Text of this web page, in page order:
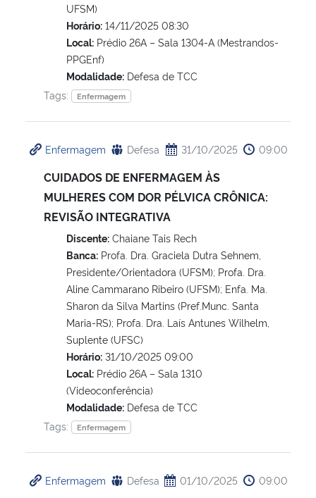
UFSM)
Horário: 14/11/2025 08:30
Local: Prédio 26A – Sala 1304-A (Mestrandos-
PPGEnf)
Modalidade: Defesa de TCC
Tags:
Enfermagem
Enfermagem Defesa 31/10/2025 09:00
CUIDADOS DE ENFERMAGEM ÀS
MULHERES COM DOR PÉLVICA CRÔNICA:
REVISÃO INTEGRATIVA
Discente: Chaiane Tais Rech
Banca: Profa. Dra. Graciela Dutra Sehnem,
Presidente/Orientadora (UFSM); Profa. Dra.
Aline Cammarano Ribeiro (UFSM); Enfa. Ma.
Sharon da Silva Martins (Pref.Munc. Santa
Maria-RS); Profa. Dra. Laís Antunes Wilhelm,
Suplente (UFSC)
Horário: 31/10/2025 09:00
Local: Prédio 26A – Sala 1310
(Videoconferência)
Modalidade: Defesa de TCC
Tags:
Enfermagem
Enfermagem Defesa 01/10/2025 09:00